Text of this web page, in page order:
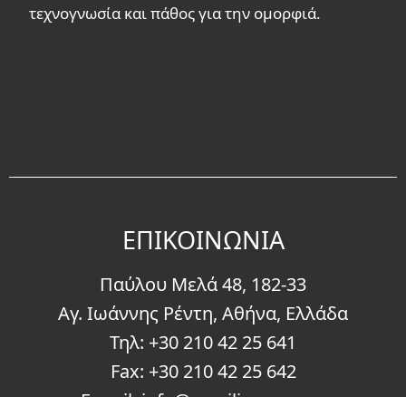
τεχνογνωσία και πάθος για την ομορφιά.
EΠΙΚΟΙΝΩΝΙΑ
Παύλου Μελά 48, 182-33
Αγ. Ιωάννης Ρέντη, Αθήνα, Ελλάδα
Τηλ: +30 210 42 25 641
Fax: +30 210 42 25 642